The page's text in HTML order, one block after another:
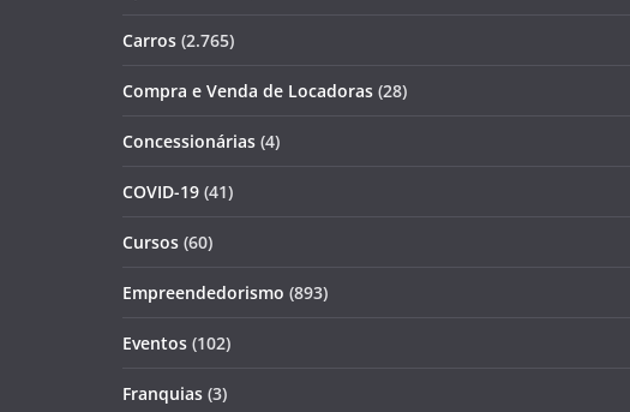
Carros (2.765)
Compra e Venda de Locadoras (28)
Concessionárias (4)
COVID-19 (41)
Cursos (60)
Empreendedorismo (893)
Eventos (102)
Franquias (3)